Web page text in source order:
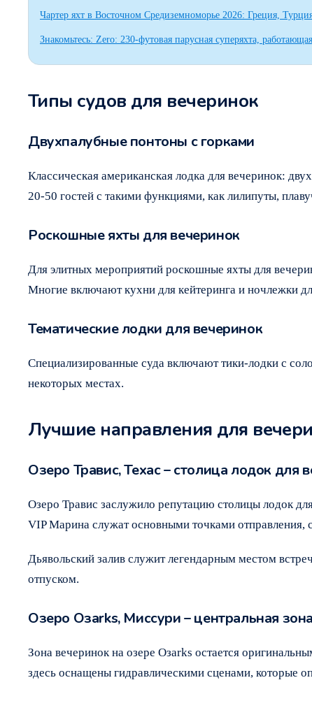
Чартер яхт в Восточном Средиземноморье 2026: Греция,
Знакомьтесь: Zero: 230-футовая парусная суперяхта,
Типы судов для вечеринок
Двухпалубные понтоны с горками
Классическая американская лодка для вечеринок:
20-50 гостей с такими функциями, как лилипуты,
Роскошные яхты для вечеринок
Для элитных мероприятий роскошные яхты для
Многие включают кухни для кейтеринга и ночлежки
Тематические лодки для вечеринок
Специализированные суда включают тики-лодки с
некоторых местах.
Лучшие направления для
Озеро Травис, Техас – столица лодок для
Озеро Травис заслужило репутацию столицы лодок
VIP Марина служат основными точками
Дьявольский залив служит легендарным местом
отпуском.
Озеро Озarks, Миссури – центральная
Зона вечеринок на озере Озarks остается
здесь оснащены гидравлическими сценами, которые